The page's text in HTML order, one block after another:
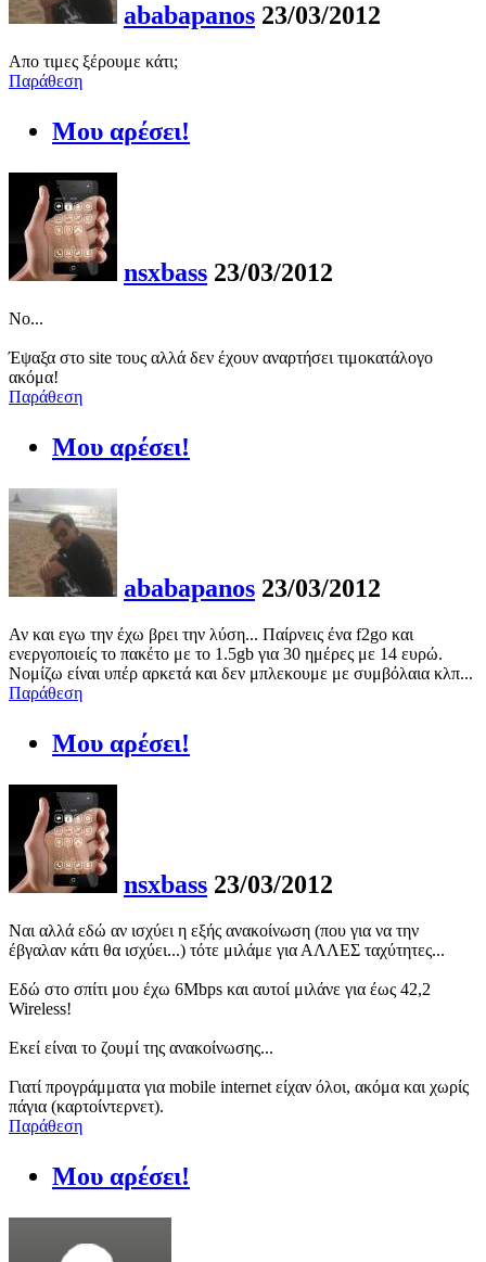
ababapanos 23/03/2012
Απο τιμες ξέρουμε κάτι;
Παράθεση
Μου αρέσει!
nsxbass 23/03/2012
No...
Έψαξα στο site τους αλλά δεν έχουν αναρτήσει τιμοκατάλογο
ακόμα!
Παράθεση
Μου αρέσει!
ababapanos 23/03/2012
Αν και εγω την έχω βρει την λύση... Παίρνεις ένα f2go και
ενεργοποιείς το πακέτο με το 1.5gb για 30 ημέρες με 14 ευρώ.
Νομίζω είναι υπέρ αρκετά και δεν μπλεκουμε με συμβόλαια κλπ...
Παράθεση
Μου αρέσει!
nsxbass 23/03/2012
Ναι αλλά εδώ αν ισχύει η εξής ανακοίνωση (που για να την
έβγαλαν κάτι θα ισχύει...) τότε μιλάμε για ΑΛΛΕΣ ταχύτητες...
Εδώ στο σπίτι μου έχω 6Mbps και αυτοί μιλάνε για έως 42,2
Wireless!
Εκεί είναι το ζουμί της ανακοίνωσης...
Γιατί προγράμματα για mobile internet είχαν όλοι, ακόμα και χωρίς
πάγια (καρτοίντερνετ).
Παράθεση
Μου αρέσει!